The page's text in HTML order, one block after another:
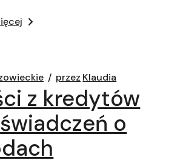
przez Klaudia
z kredytów
o